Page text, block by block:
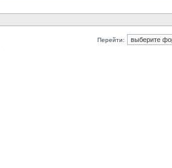
Перейти: